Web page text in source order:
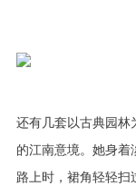
还有几套以古典园林
的江南意境。她身着
路上时，裙角轻轻扫